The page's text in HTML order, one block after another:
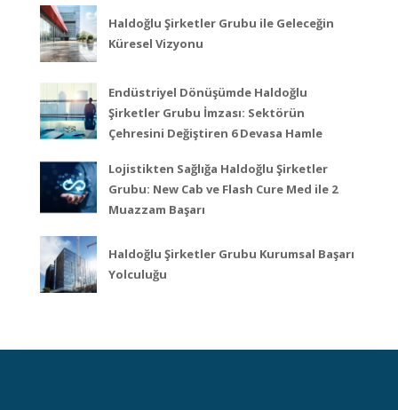
Haldoğlu Şirketler Grubu ile Geleceğin
Küresel Vizyonu
Endüstriyel Dönüşümde Haldoğlu
Şirketler Grubu İmzası: Sektörün
Çehresini Değiştiren 6 Devasa Hamle
Lojistikten Sağlığa Haldoğlu Şirketler
Grubu: New Cab ve Flash Cure Med ile 2
Muazzam Başarı
Haldoğlu Şirketler Grubu Kurumsal Başarı
Yolculuğu